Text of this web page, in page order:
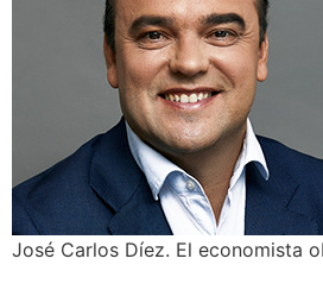
José Carlos Díez. El economista